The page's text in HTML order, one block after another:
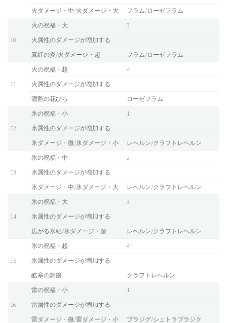
火ダメージ・中/火ダメージ・大
フラム/ローゼフラム
10
火の祝福・大
3
火属性のダメージが増加する
真紅の炎/火ダメージ・超
フラム/ローゼフラム
11
火の祝福・超
4
火属性のダメージが増加する
濃艶の花びら
ローゼフラム
12
氷の祝福・小
1
氷属性のダメージが増加する
氷ダメージ・微/氷ダメージ・小
レヘルン/クラフトレヘルン
13
氷の祝福・中
2
氷属性のダメージが増加する
氷ダメージ・中/氷ダメージ・大
レヘルン/クラフトレヘルン
14
氷の祝福・大
3
氷属性のダメージが増加する
広がる氷結/氷ダメージ・超
レヘルン/クラフトレヘルン
15
氷の祝福・超
4
氷属性のダメージが増加する
酷寒の舞踏
クラフトレヘルン
16
雷の祝福・小
1
雷属性のダメージが増加する
雷ダメージ・微/雷ダメージ・小
プラジグ/シュトラブラジク